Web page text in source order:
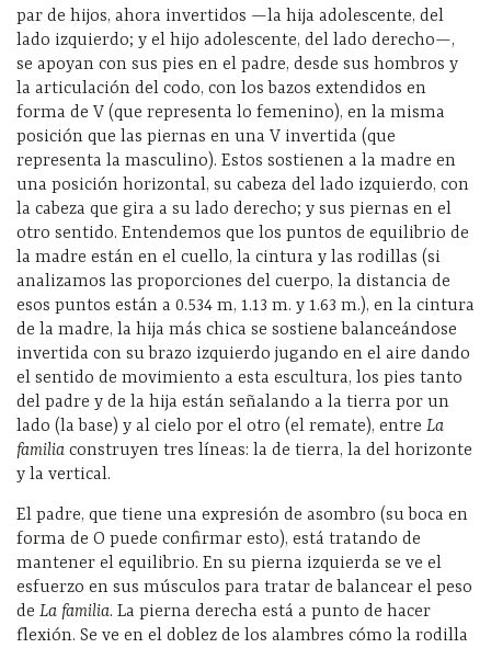
par de hijos, ahora invertidos —la hija adolescente, del
lado izquierdo; y el hijo adolescente, del lado derecho—,
se apoyan con sus pies en el padre, desde sus hombros y
la articulación del codo, con los bazos extendidos en
forma de V (que representa lo femenino), en la misma
posición que las piernas en una V invertida (que
representa la masculino). Estos sostienen a la madre en
una posición horizontal, su cabeza del lado izquierdo, con
la cabeza que gira a su lado derecho; y sus piernas en el
otro sentido. Entendemos que los puntos de equilibrio de
la madre están en el cuello, la cintura y las rodillas (si
analizamos las proporciones del cuerpo, la distancia de
esos puntos están a 0.534 m, 1.13 m. y 1.63 m.), en la cintura
de la madre, la hija más chica se sostiene balanceándose
invertida con su brazo izquierdo jugando en el aire dando
el sentido de movimiento a esta escultura, los pies tanto
del padre y de la hija están señalando a la tierra por un
lado (la base) y al cielo por el otro (el remate), entre La
familia construyen tres líneas: la de tierra, la del horizonte
y la vertical.
El padre, que tiene una expresión de asombro (su boca en
forma de O puede confirmar esto), está tratando de
mantener el equilibrio. En su pierna izquierda se ve el
esfuerzo en sus músculos para tratar de balancear el peso
de La familia. La pierna derecha está a punto de hacer
flexión. Se ve en el doblez de los alambres cómo la rodilla